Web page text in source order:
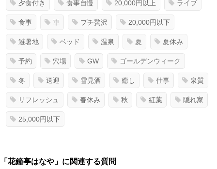
夕食付き 食事自慢 20,000円以上 ライブ
食事 車 プチ贅沢 20,000円以下
避暑地 ベッド 温泉 夏 夏休み
予約 穴場 GW ゴールデンウィーク
冬 送迎 雪見酒 癒し 仕事 泉質
リフレッシュ 春休み 秋 紅葉 隠れ家
25,000円以下
「花鐘亭はなや」に関連する質問